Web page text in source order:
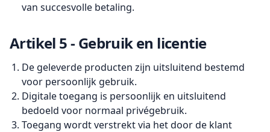
van succesvolle betaling.
Artikel 5 - Gebruik en licentie
De geleverde producten zijn uitsluitend bestemd
voor persoonlijk gebruik.
Digitale toegang is persoonlijk en uitsluitend
bedoeld voor normaal privégebruik.
Toegang wordt verstrekt via het door de klant